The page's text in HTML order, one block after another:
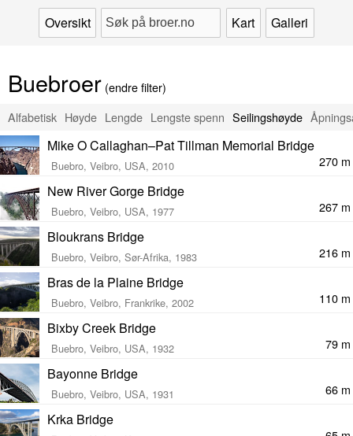
Oversikt Kart Galleri
Buebroer (endre filter)
Alfabetisk Høyde Lengde Lengste spenn Seilingshøyde
Mike O Callaghan–Pat Tillman Memorial Bridge
Buebro, Veibro, USA, 2010 270 m
New River Gorge Bridge
Buebro, Veibro, USA, 1977 267 m
Bloukrans Bridge
Buebro, Veibro, Sør-Afrika, 1983 216 m
Bras de la Plaine Bridge
Buebro, Veibro, Frankrike, 2002 110 m
Bixby Creek Bridge
Buebro, Veibro, USA, 1932 79 m
Bayonne Bridge
Buebro, Veibro, USA, 1931 66 m
Krka Bridge